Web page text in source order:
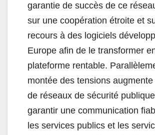
garantie de succès de ce
sur une coopération étroite et
recours à des logiciels
Europe afin de le transformer
plateforme rentable.
montée des tensions
de réseaux de sécurité
garantir une communication
les services publics et les